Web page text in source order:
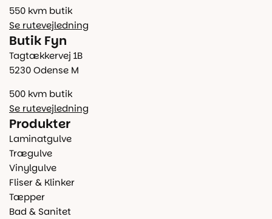
550 kvm butik
Se rutevejledning
Butik Fyn
Tagtækkervej 1B
5230 Odense M
500 kvm butik
Se rutevejledning
Produkter
Laminatgulve
Trægulve
Vinylgulve
Fliser & Klinker
Tæpper
Bad & Sanitet